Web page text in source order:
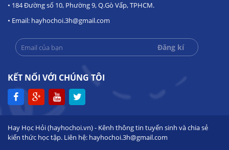
• 184 Đường số 10, Phường 9, Q.Gò Vấp, TPHCM.
• Email: hayhochoi.3h@gmail.com
KẾT NỐI VỚI CHÚNG TÔI
Hay Học Hỏi (hayhochoi.vn) - Kênh thông tin tuyển sinh và chia sẻ
kiến thức học tập. Liên hệ: hayhochoi.3h@gmail.com